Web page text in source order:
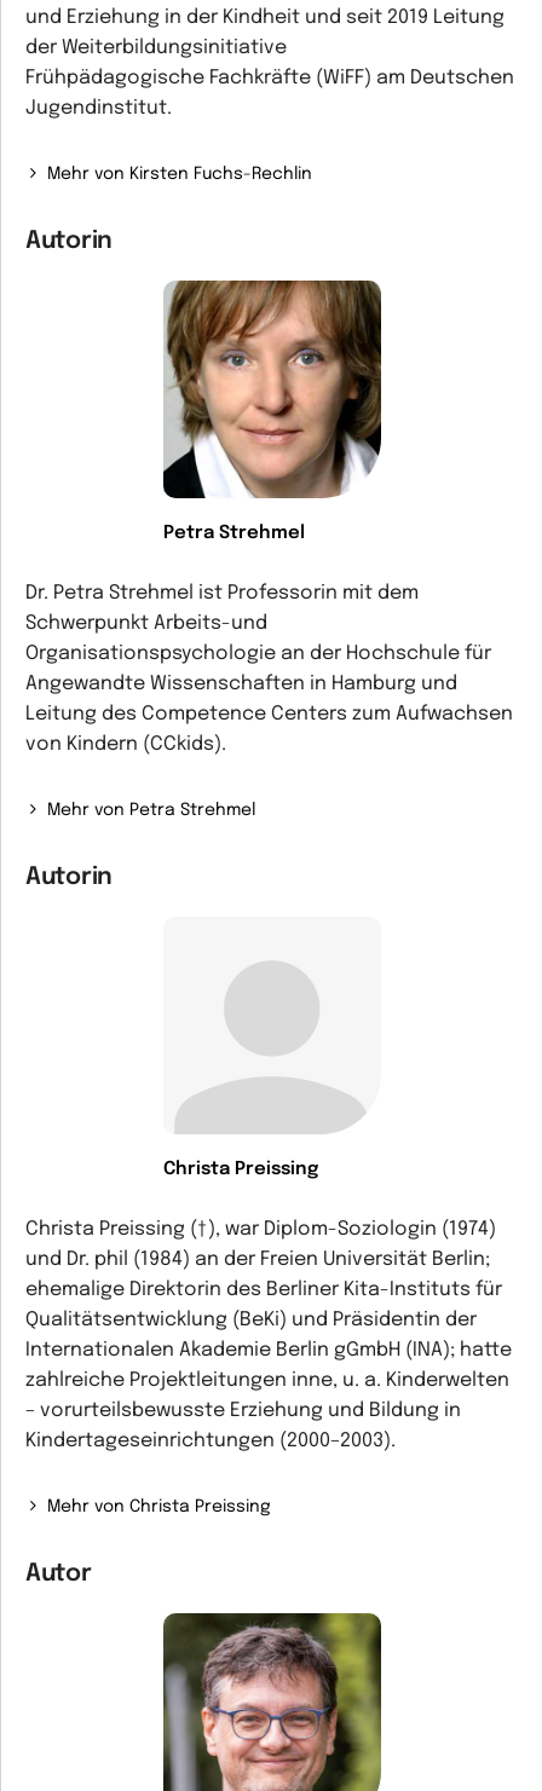
und Erziehung in der Kindheit und seit 2019 Leitung
der Weiterbildungsinitiative
Frühpädagogische Fachkräfte (WiFF) am Deutschen
Jugendinstitut.
Mehr von Kirsten Fuchs-Rechlin
Autorin
Petra Strehmel
Dr. Petra Strehmel ist Professorin mit dem
Schwerpunkt Arbeits-und
Organisationspsychologie an der Hochschule für
Angewandte Wissenschaften in Hamburg und
Leitung des Competence Centers zum Aufwachsen
von Kindern (CCkids).
Mehr von Petra Strehmel
Autorin
Christa Preissing
Christa Preissing (†), war Diplom-Soziologin (1974)
und Dr. phil (1984) an der Freien Universität Berlin;
ehemalige Direktorin des Berliner Kita-Instituts für
Qualitätsentwicklung (BeKi) und Präsidentin der
Internationalen Akademie Berlin gGmbH (INA); hatte
zahlreiche Projektleitungen inne, u. a. Kinderwelten
– vorurteilsbewusste Erziehung und Bildung in
Kindertageseinrichtungen (2000–2003).
Mehr von Christa Preissing
Autor